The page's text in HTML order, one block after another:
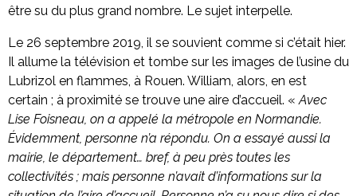
être su du plus grand nombre. Le sujet interpelle.
Le 26 septembre 2019, il se souvient comme si c’était hier.
Il allume la télévision et tombe sur les images de l’usine du
Lubrizol en flammes, à Rouen. William, alors, en est
certain ; à proximité se trouve une aire d’accueil. « Avec
Lise Foisneau, on a appelé la métropole en Normandie.
Évidemment, personne n’a répondu. On a essayé aussi la
mairie, le département… bref, à peu près toutes les
collectivités ; mais personne n’avait d’informations sur la